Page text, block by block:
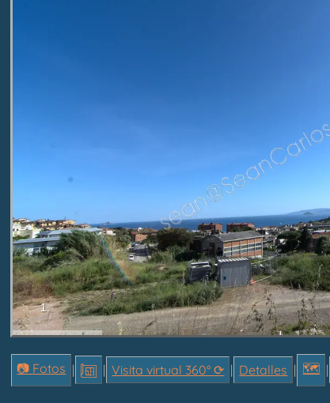
1.
📷 Fotos | | Visita virtual 360° ⟳ | Detalles | 🗺 |